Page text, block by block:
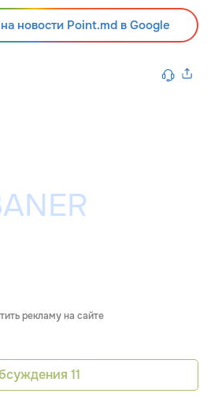
новости Point.md в Google
рекламу на сайте
11